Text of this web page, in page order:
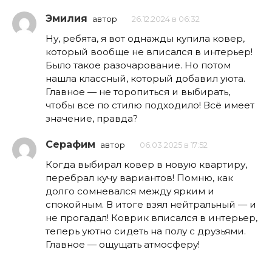
Эмилия автор 26.12.2024 в 06:32
Ну, ребята, я вот однажды купила ковер,
который вообще не вписался в интерьер!
Было такое разочарование. Но потом
нашла классный, который добавил уюта.
Главное — не торопиться и выбирать,
чтобы все по стилю подходило! Всё имеет
значение, правда?
Серафим автор 06.03.2025 в 17:52
Когда выбирал ковер в новую квартиру,
перебрал кучу вариантов! Помню, как
долго сомневался между ярким и
спокойным. В итоге взял нейтральный — и
не прогадал! Коврик вписался в интерьер,
теперь уютно сидеть на полу с друзьями.
Главное — ощущать атмосферу!